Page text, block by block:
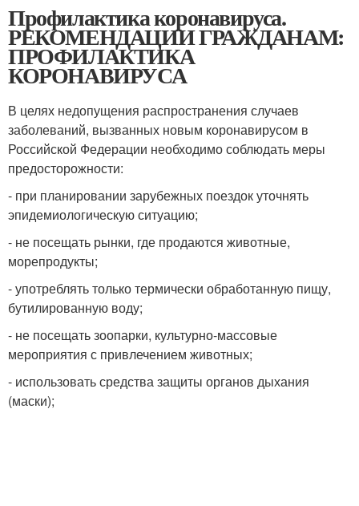
Профилактика коронавируса.
РЕКОМЕНДАЦИИ ГРАЖДАНАМ:
ПРОФИЛАКТИКА
КОРОНАВИРУСА
В целях недопущения распространения случаев
заболеваний, вызванных новым коронавирусом в
Российской Федерации необходимо соблюдать меры
предосторожности:
- при планировании зарубежных поездок уточнять
эпидемиологическую ситуацию;
- не посещать рынки, где продаются животные,
морепродукты;
- употреблять только термически обработанную пищу,
бутилированную воду;
- не посещать зоопарки, культурно-массовые
мероприятия с привлечением животных;
- использовать средства защиты органов дыхания
(маски);